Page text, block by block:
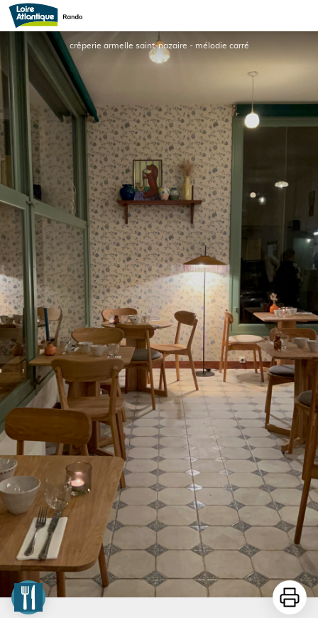
ARMELLE CREPERIE
crêperie armelle saint-nazaire - mélodie carré